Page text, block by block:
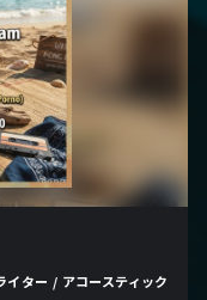
ター / アコースティック